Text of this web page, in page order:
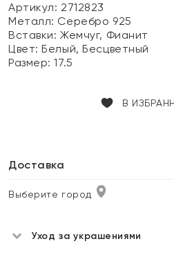
Артикул: 2712823
Металл: Серебро 925
Вставки:Жемчуг, Фианит
Цвет:Белый, Бесцветный
Размер:17.5
В
Доставка
Выберите город
Уход за украшениями